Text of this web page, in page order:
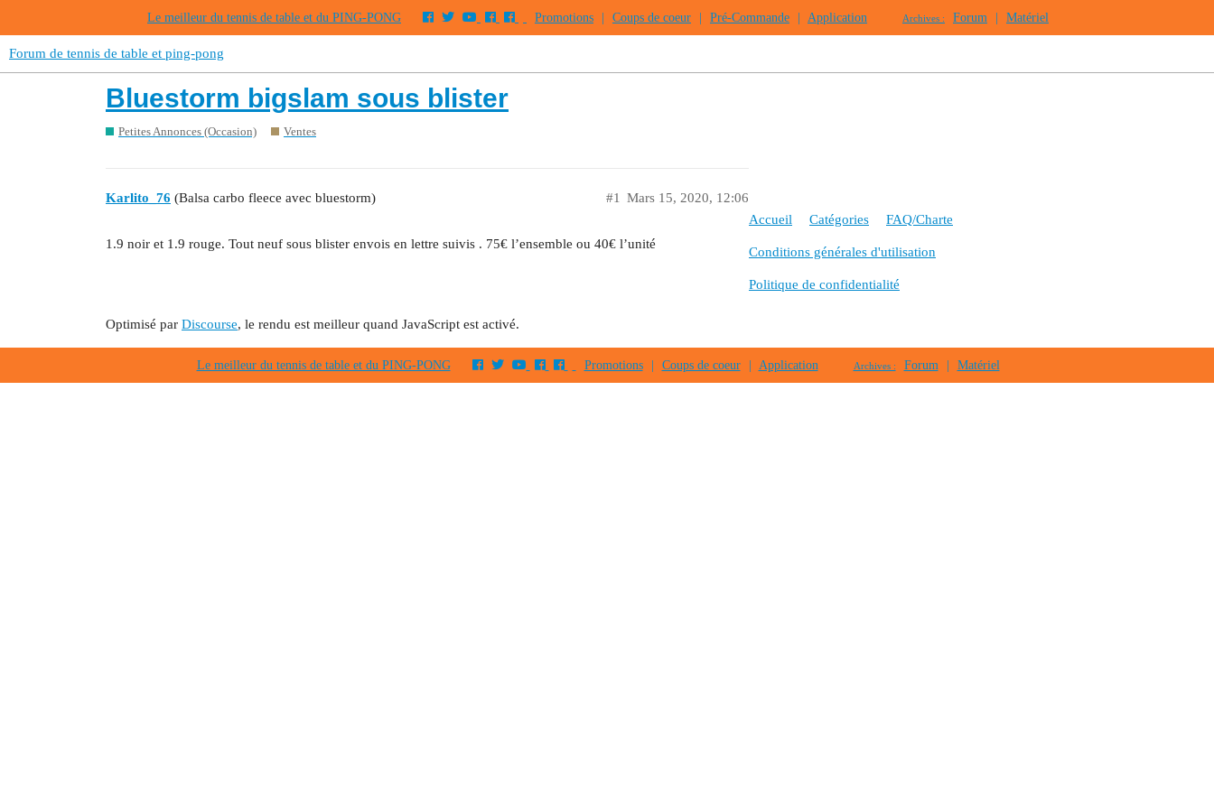
Le meilleur du tennis de table et du PING-PONG Promotions Coups de coeur Pré-Commande Application Archives : Forum Matériel
Forum de tennis de table et ping-pong
Bluestorm bigslam sous blister
Petites Annonces (Occasion) Ventes
Karlito_76 (Balsa carbo fleece avec bluestorm) Mars 15, 2020, 12:06
#1
1.9 noir et 1.9 rouge. Tout neuf sous blister envois en lettre suivis . 75€ l’ensemble ou 40€ l’unité
Accueil Catégories FAQ/Charte
Conditions générales d'utilisation
Politique de confidentialité
Optimisé par Discourse, le rendu est meilleur quand JavaScript est activé.
Le meilleur du tennis de table et du PING-PONG Promotions | Coups de coeur | Application Archives : Forum | Matériel